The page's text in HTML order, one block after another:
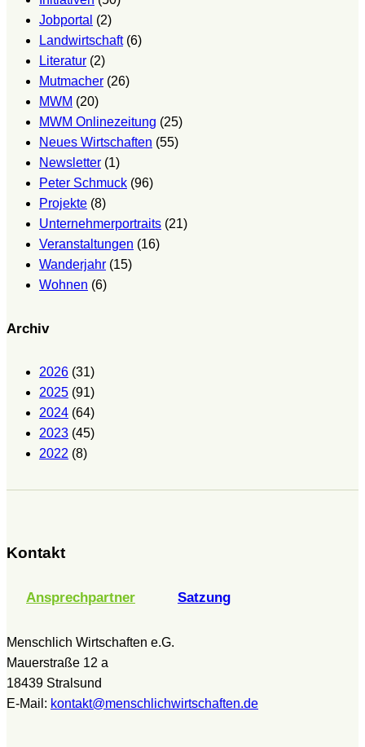
Jobportal (2)
Landwirtschaft(6)
Literatur (2)
Mutmacher (26)
MWM (20)
MWM Onlinezeitung (25)
Neues Wirtschaften (55)
Newsletter (1)
Peter Schmuck (96)
Projekte (8)
Unternehmerportraits (21)
Veranstaltungen (16)
Wanderjahr (15)
Wohnen (6)
Archiv
2026 (31)
2025 (91)
2024 (64)
2023 (45)
2022 (8)
Kontakt
Ansprechpartner Satzung
Menschlich Wirtschaften e.G.
Mauerstraße 12 a
18439 Stralsund
E-Mail: kontakt@menschlichwirtschaften.de